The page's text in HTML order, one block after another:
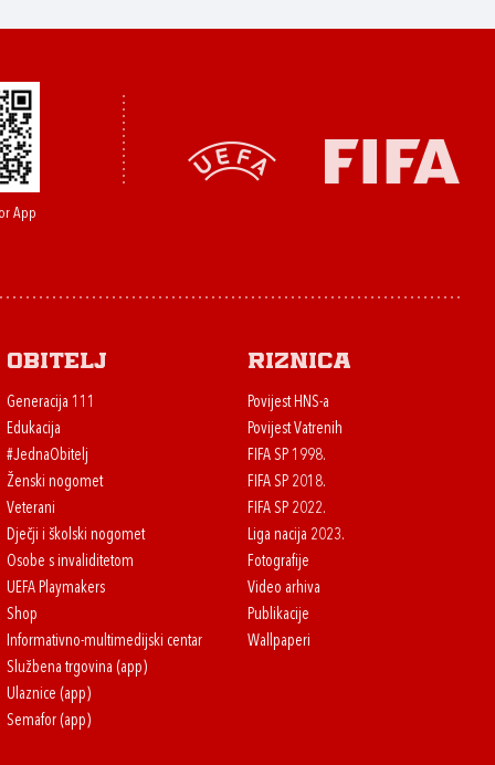
App
Obitelj
Generacija 111
Edukacija
#JednaObitelj
Ženski nogomet
Veterani
Dječji i školski nogomet
Osobe s invaliditetom
UEFA Playmakers
Shop
Informativno-multimedijski centar
Službena trgovina (app)
Ulaznice (app)
Semafor (app)
Riznica
Povijest HNS-a
Povijest Vatrenih
FIFA SP 1998.
FIFA SP 2018.
FIFA SP 2022.
Liga nacija 2023.
Fotografije
Video arhiva
Publikacije
Wallpaperi